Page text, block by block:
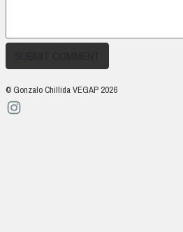
© Gonzalo Chillida VEGAP 2026